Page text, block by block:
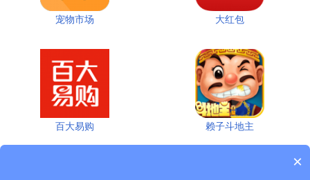
宠物市场 大红包
百大易购 赖子斗地主
×